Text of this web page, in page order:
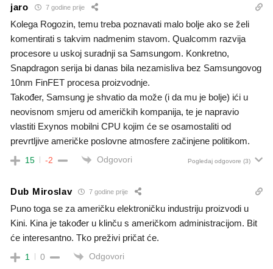
jaro 7 godine prije
Kolega Rogozin, temu treba poznavati malo bolje ako se želi
komentirati s takvim nadmenim stavom. Qualcomm razvija
procesore u uskoj suradnji sa Samsungom. Konkretno,
Snapdragon serija bi danas bila nezamisliva bez Samsungovog
10nm FinFET procesa proizvodnje.
Također, Samsung je shvatio da može (i da mu je bolje) ići u
neovisnom smjeru od američkih kompanija, te je napravio
vlastiti Exynos mobilni CPU kojim će se osamostaliti od
prevrtljive američke poslovne atmosfere začinjene politikom.
15 -2 Odgovori Pogledaj odgovore (3)
Dub Miroslav 7 godine prije
Puno toga se za američku elektroničku industriju proizvodi u
Kini. Kina je također u klinču s američkom administracijom. Bit
će interesantno. Tko preživi pričat će.
1 0 Odgovori